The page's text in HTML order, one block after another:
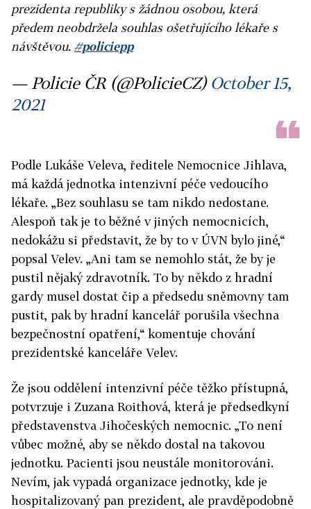
prezidenta republiky s žádnou osobou, která
předem neobdržela souhlas ošetřujícího lékaře s
návštěvou. #policiepp
— Policie ČR (@PolicieCZ) October 15,
2021
Podle Lukáše Veleva, ředitele Nemocnice Jihlava,
má každá jednotka intenzivní péče vedoucího
lékaře. „Bez souhlasu se tam nikdo nedostane.
Alespoň tak je to běžné v jiných nemocnicích,
nedokážu si představit, že by to v ÚVN bylo jiné,“
popsal Velev. „Ani tam se nemohlo stát, že by je
pustil nějaký zdravotník. To by někdo z hradní
gardy musel dostat čip a předsedu sněmovny tam
pustit, pak by hradní kancelář porušila všechna
bezpečnostní opatření,“ komentuje chování
prezidentské kanceláře Velev.
Že jsou oddělení intenzivní péče těžko přístupná,
potvrzuje i Zuzana Roithová, která je předsedkyní
představenstva Jihočeských nemocnic. „To není
vůbec možné, aby se někdo dostal na takovou
jednotku. Pacienti jsou neustále monitorováni.
Nevím, jak vypadá organizace jednotky, kde je
hospitalizovaný pan prezident, ale pravděpodobně